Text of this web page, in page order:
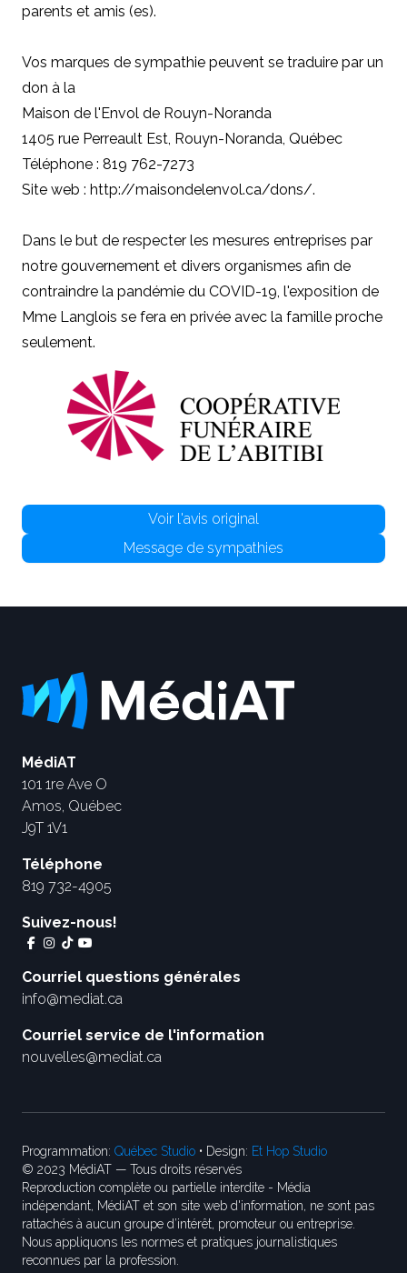
parents et amis (es).
Vos marques de sympathie peuvent se traduire par un
don à la
Maison de l'Envol de Rouyn-Noranda
1405 rue Perreault Est, Rouyn-Noranda, Québec
Téléphone : 819 762-7273
Site web : http://maisondelenvol.ca/dons/.
Dans le but de respecter les mesures entreprises par
notre gouvernement et divers organismes afin de
contraindre la pandémie du COVID-19, l'exposition de
Mme Langlois se fera en privée avec la famille proche
seulement.
Voir l'avis original
Message de sympathies
MédiAT
101 1re Ave O
Amos, Québec
J9T 1V1
Téléphone
819 732-4905
Suivez-nous!
Courriel questions générales
info@mediat.ca
Courriel service de l'information
nouvelles@mediat.ca
Programmation: Québec Studio • Design: Et Hop Studio
© 2023 MédiAT — Tous droits réservés
Reproduction complète ou partielle interdite - Média
indépendant, MédiAT et son site web d'information, ne sont pas
rattachés à aucun groupe d’intérêt, promoteur ou entreprise.
Nous appliquons les normes et pratiques journalistiques
reconnues par la profession.